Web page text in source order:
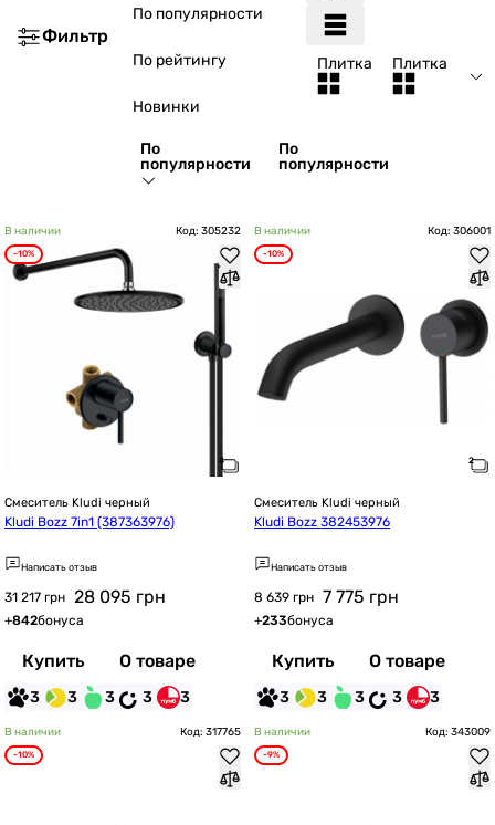
Фильтр
По популярности
По рейтингу
Новинки
По
популярности
По
популярности
Плитка Плитка
В наличии Код: 305232
-10%
Смеситель Kludi черный
Kludi Bozz 7in1 (387363976)
Написать отзыв
31 217 грн 28 095 грн
+842бонуса
Купить О товаре
3 3 3 3 3
В наличии Код: 306001
-10%
Смеситель Kludi черный
Kludi Bozz 382453976
Написать отзыв
8 639 грн 7 775 грн
+233бонуса
Купить О товаре
3 3 3 3 3
В наличии Код: 317765
-10%
В наличии Код: 343009
-9%